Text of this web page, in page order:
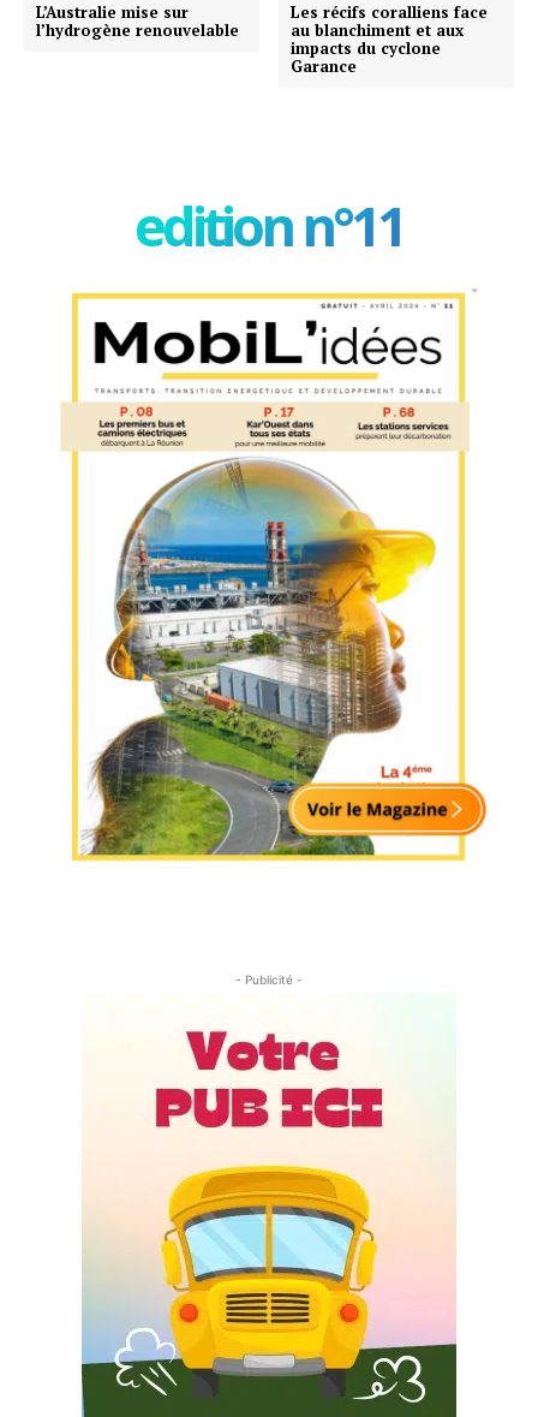
L’Australie mise sur
l’hydrogène renouvelable
Les récifs coralliens face
au blanchiment et aux
impacts du cyclone
Garance
edition n°11
- Publicité -